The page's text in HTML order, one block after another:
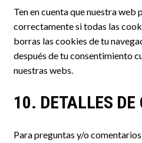
Ten en cuenta que nuestra web
correctamente si todas las
borras las cookies de tu
después de tu consentimiento
nuestras webs.
10. DETALLES DE
Para preguntas y/o